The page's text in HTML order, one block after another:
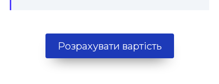
Розрахувати вартість